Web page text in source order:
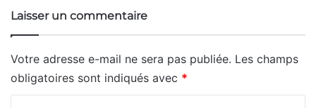
Laisser un commentaire
Votre adresse e-mail ne sera pas publiée. Les champs
obligatoires sont indiqués avec *